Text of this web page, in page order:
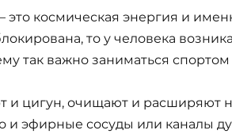
космическая энергия и
то у человека
так важно заниматься
и цигун, очищают и расширяют
и эфирные сосуды или каналы